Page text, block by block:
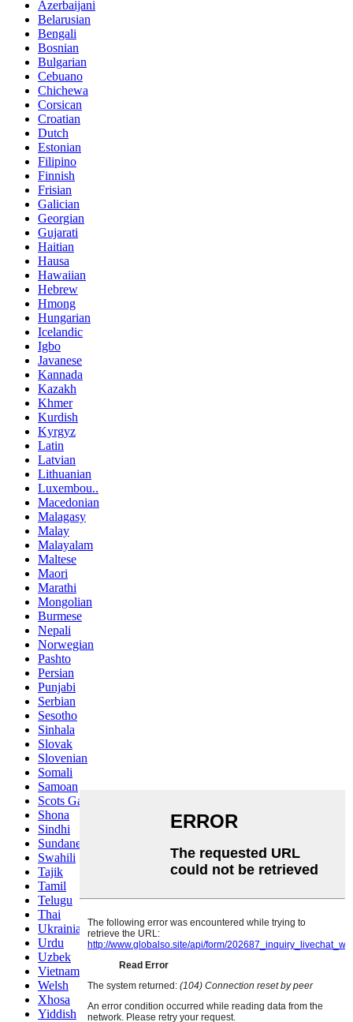
Azerbaijani
Belarusian
Bengali
Bosnian
Bulgarian
Cebuano
Chichewa
Corsican
Croatian
Dutch
Estonian
Filipino
Finnish
Frisian
Galician
Georgian
Gujarati
Haitian
Hausa
Hawaiian
Hebrew
Hmong
Hungarian
Icelandic
Igbo
Javanese
Kannada
Kazakh
Khmer
Kurdish
Kyrgyz
Latin
Latvian
Lithuanian
Luxembou..
Macedonian
Malagasy
Malay
Malayalam
Maltese
Maori
Marathi
Mongolian
Burmese
Nepali
Norwegian
Pashto
Persian
Punjabi
Serbian
Sesotho
Sinhala
Slovak
Slovenian
Somali
Samoan
Scots Gaelic
Shona
Sindhi
Sundanese
Swahili
Tajik
Tamil
Telugu
Thai
Ukrainian
Urdu
Uzbek
Vietnamese
Welsh
Xhosa
Yiddish